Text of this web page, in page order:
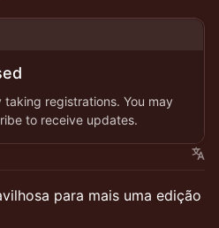
registrations. You may
to receive updates.
para mais uma edição